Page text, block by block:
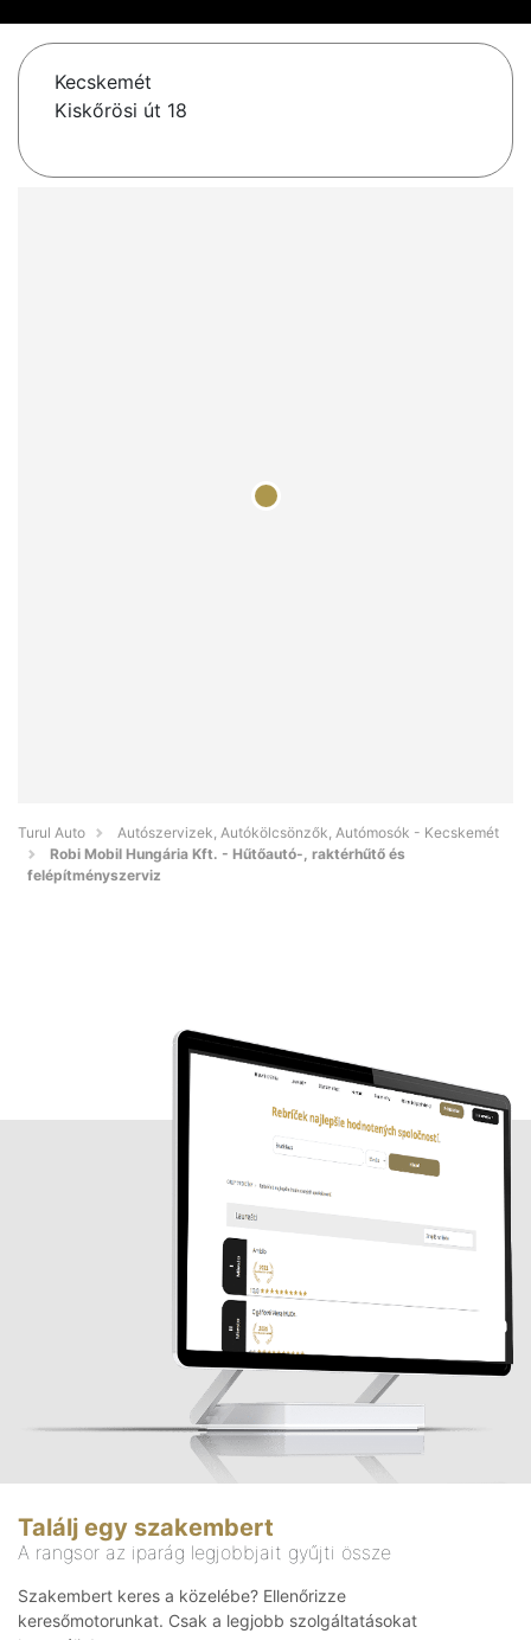
Kecskemét
Kiskőrösi út 18
Turul Auto
Autószervizek, Autókölcsönzők, Autómosók - Kecskemét
Robi Mobil Hungária Kft. - Hűtőautó-, raktérhűtő és
felépítményszerviz
Találj egy szakembert
A rangsor az iparág legjobbjait gyűjti össze
Szakembert keres a közelébe? Ellenőrizze
keresőmotorunkat. Csak a legjobb szolgáltatásokat